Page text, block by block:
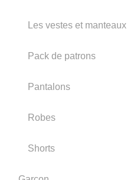
Les vestes et manteaux
Pack de patrons
Pantalons
Robes
Shorts